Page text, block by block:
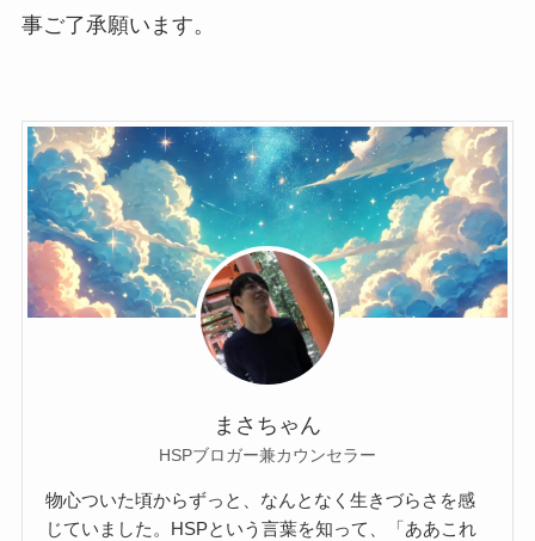
事ご了承願います。
まさちゃん
HSPブロガー兼カウンセラー
物心ついた頃からずっと、なんとなく生きづらさを感
じていました。HSPという言葉を知って、「ああこれ